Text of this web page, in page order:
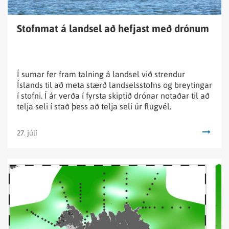
27. júlí
Stofnmat á landsel að hefjast með drónum
Í sumar fer fram talning á landsel við strendur
Íslands til að meta stærð landselsstofns og breytingar
í stofni. Í ár verða í fyrsta skiptið drónar notaðar til að
telja seli í stað þess að telja seli úr flugvél.
Lesa
Vorleiðangri
um
umhverfisástand